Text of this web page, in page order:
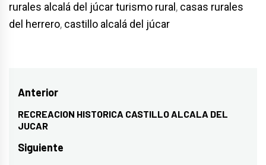
rurales alcalá del júcar turismo rural , casas rurales
del herrero, castillo alcalá del júcar
Navegación
de
Anterior
Entrada
anterior:
RECREACION HISTORICA CASTILLO ALCALA DEL
JUCAR
Siguiente